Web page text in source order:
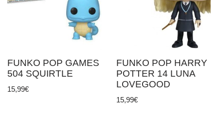
FUNKO POP GAMES
504 SQUIRTLE
15,99€
FUNKO POP HARRY
POTTER 14 LUNA
LOVEGOOD
15,99€